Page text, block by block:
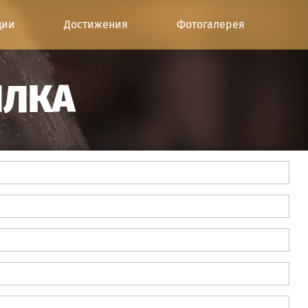
Достижения Фотогалерея